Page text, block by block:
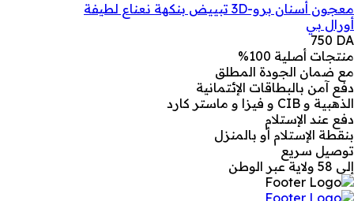
معجون أسنان برو-3D تبييض بنكهة نعناع لطيفة
أورال بي
750 DA
منتجات أصلية 100%
مع ضمان الجودة المطلق
دفع آمن بالبطاقات الإئتمانية
الذهبية و CIB و فيزا و ماستر كارد
دفع عند الإستلام
بنقطة الإستلام أو بالمنزل
توصيل سريع
إلى 58 ولاية عبر الوطن